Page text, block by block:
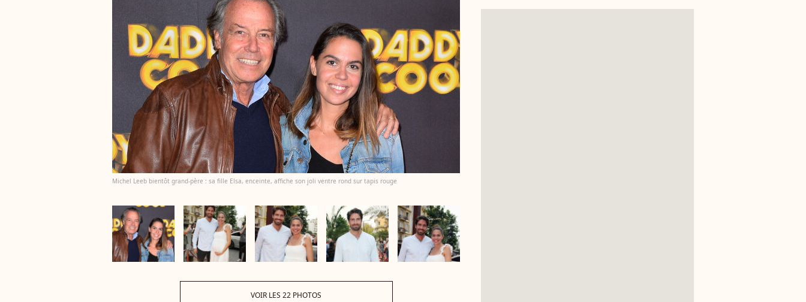
Michel Leeb bientôt grand-père : sa fille Elsa, enceinte, affiche son joli ventre rond sur tapis rouge
VOIR LES 22 PHOTOS